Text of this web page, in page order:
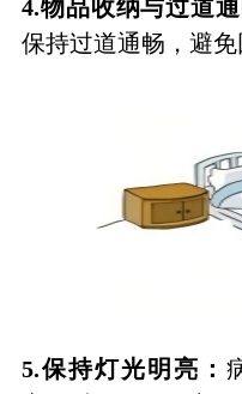
4.物品收纳与过道通
保持过道通畅，避免
5.保持灯光明亮：